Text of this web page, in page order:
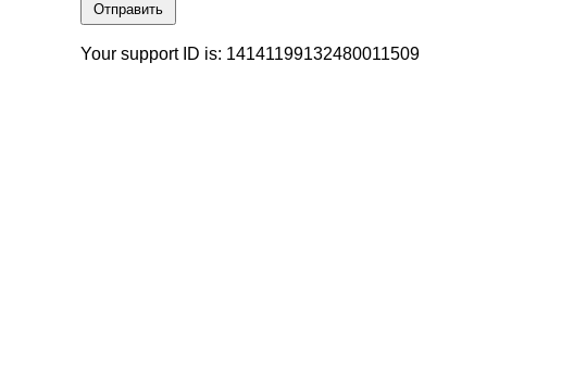
Отправить
Your support ID is: 14141199132480011509